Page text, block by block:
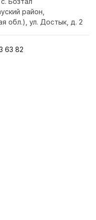
район,
обл.), ул. Достык, д. 2
63 82